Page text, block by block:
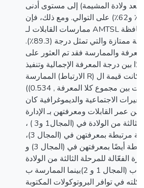
وبعد ولادة المشيمة) إلى مستوى أدنى
من المعرفة بنحو (68٪ و62٪) على التوالي. ومع ذلك، فإن
ممارسات القابلات لـ AMTSL في مستشفيات محافظة
الخليل تعتبر ممارسة ممتازة والتي تمثل درجة (89.3٪).
والممارسة فقد تم العثور على
بين درجة المعرفة الإجمالية وتنفيذ
الممارسة (الارتباط R) كان (0.056) وكانت قيمة ال p
((0.534 , بينما بالنسبة للارتباطات بين مجموع كلا المعرفة
الاجتماعية والديموغرافية كان
عمر القابلات ومعرفتهن بـ الإدارة
الفعّالة للمرحلة الثالثة من الولادة في (المجال1 و3 ) ،
والحالة الاجتماعية مرتبطة بمعرفتهن في (المجال 3)،
وسنوات الخبرة مرتبطة أيضًا بمعرفتهن في (المجال 3) و
الفعّالة للمرحلة الثالثة من الولادة
بشكل إيجابي بمعرفتهن ب (المجال 1 و 2)بينما الممارسة ب
شاكلته في توافر البروتوكولات المكتوبة